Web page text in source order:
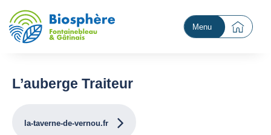
Menu
L’auberge Traiteur
la-taverne-de-vernou.fr